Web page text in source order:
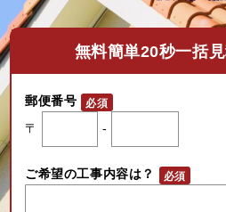
無料簡単20秒一括
郵便番号
〒
-
ご希望の工事内容は？